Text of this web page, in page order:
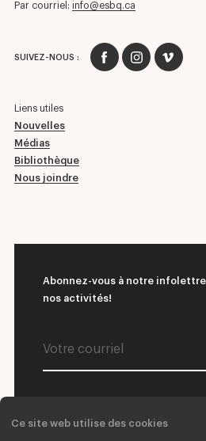
Par courriel: info@esbq.ca
SUIVEZ-NOUS :
Liens utiles
Nouvelles
Médias
Bibliothèque
Nous joindre
Abonnez-vous à notre
nos activités!
Ce site web utilise des cookies